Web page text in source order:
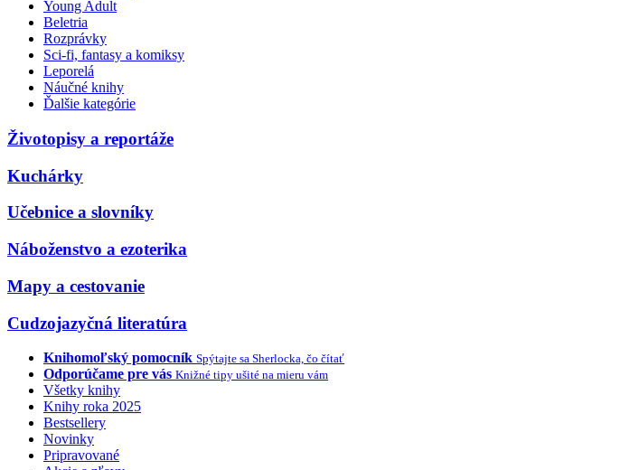
Young Adult
Beletria
Rozprávky
Sci-fi, fantasy a komiksy
Leporelá
Náučné knihy
Ďalšie kategórie
Životopisy a reportáže
Kuchárky
Učebnice a slovníky
Náboženstvo a ezoterika
Mapy a cestovanie
Cudzojazyčná literatúra
Knihomoľský pomocník Spýtajte sa Sherlocka, čo čítať
Odporúčame pre vás Knižné tipy ušité na mieru vám
Všetky knihy
Knihy roka 2025
Bestsellery
Novinky
Pripravované